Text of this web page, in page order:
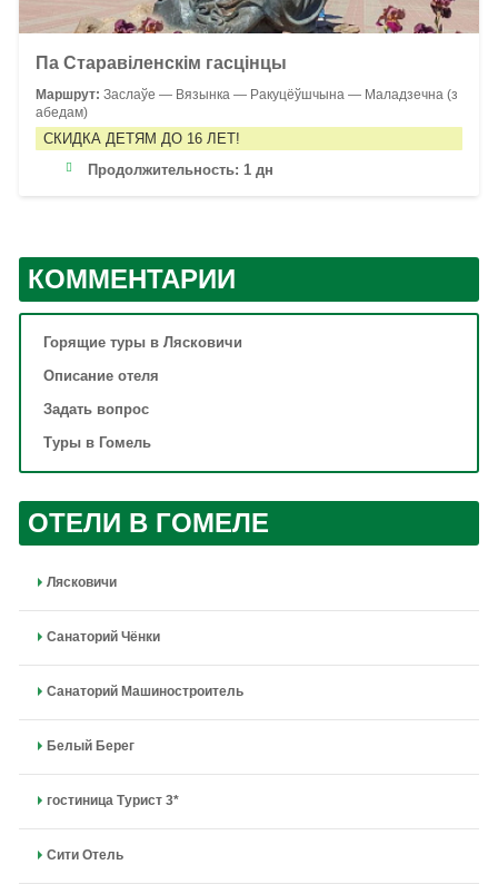
Па Старавіленскім гасцінцы
Маршрут: Заслаўе — Вязынка — Ракуцёўшчына — Маладзечна (з
абедам)
СКИДКА ДЕТЯМ ДО 16 ЛЕТ!
Продолжительность: 1 дн
КОММЕНТАРИИ
Горящие туры в Лясковичи
Описание отеля
Задать вопрос
Туры в Гомель
ОТЕЛИ В ГОМЕЛЕ
Лясковичи
Санаторий Чёнки
Санаторий Машиностроитель
Белый Берег
гостиница Турист 3*
Сити Отель